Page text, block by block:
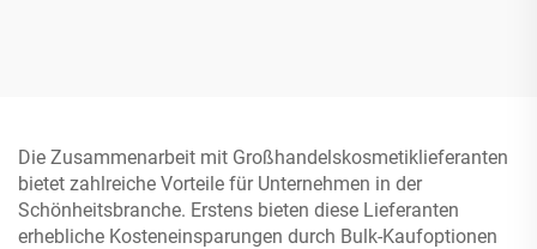
Die Zusammenarbeit mit Großhandelskosmetiklieferanten
bietet zahlreiche Vorteile für Unternehmen in der
Schönheitsbranche. Erstens bieten diese Lieferanten
erhebliche Kosteneinsparungen durch Bulk-Kaufoptionen